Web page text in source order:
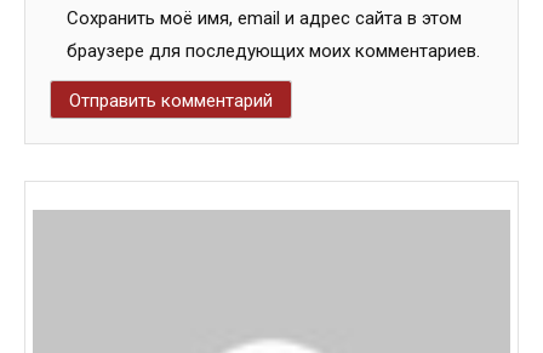
Сохранить моё имя, email и адрес сайта в этом
браузере для последующих моих комментариев.